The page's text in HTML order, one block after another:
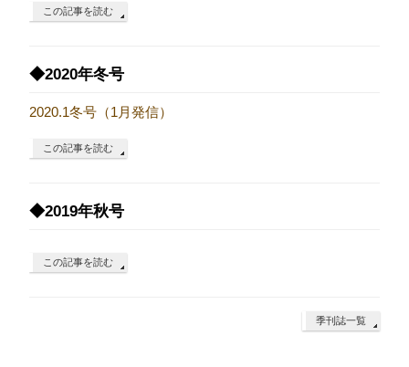
この記事を読む
◆2020年冬号
2020.1冬号（1月発信）
この記事を読む
◆2019年秋号
この記事を読む
季刊誌一覧